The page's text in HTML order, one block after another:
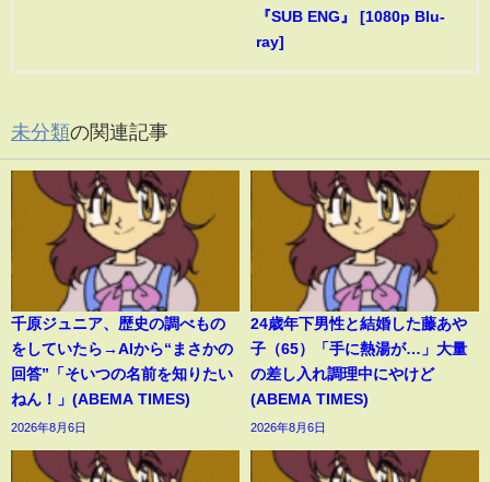
『SUB ENG』 [1080p Blu-
ray]
未分類の関連記事
千原ジュニア、歴史の調べもの
をしていたら→AIから“まさかの
回答”「そいつの名前を知りたい
ねん！」(ABEMA TIMES)
2026年8月6日
24歳年下男性と結婚した藤あや
子（65）「手に熱湯が…」大量
の差し入れ調理中にやけど
(ABEMA TIMES)
2026年8月6日